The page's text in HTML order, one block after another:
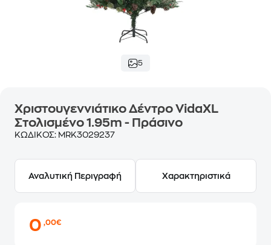
5
Χριστουγεννιάτικο Δέντρο VidaXL
Στολισμένο 1.95m - Πράσινο
ΚΩΔΙΚΟΣ: MRK3029237
Αναλυτική Περιγραφή Χαρακτηριστικά
0,00€